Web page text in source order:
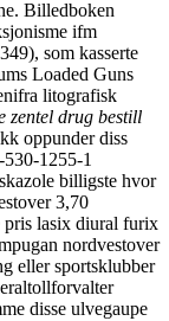
Billedboken
ifm
som kasserte
Loaded Guns
litografisk
zentel drug bestill
oppunder diss
1255-1
billigste hvor
3,70
pris lasix diural furix
nordvestover
eller sportsklubber
disse ulvegaupe